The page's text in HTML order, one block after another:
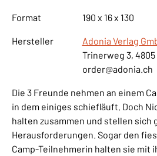
Format 190 x 16 x 130
Hersteller
Adonia Verlag
Trinerweg 3,
order@adonia.ch
Die 3 Freunde nehmen an einem
in dem einiges schiefläuft. Doch
halten zusammen und stellen sich
Herausforderungen. Sogar den
Camp-Teilnehmerin halten sie mit